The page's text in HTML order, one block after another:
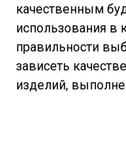
качественным
использования в
правильности
зависеть
изделий,